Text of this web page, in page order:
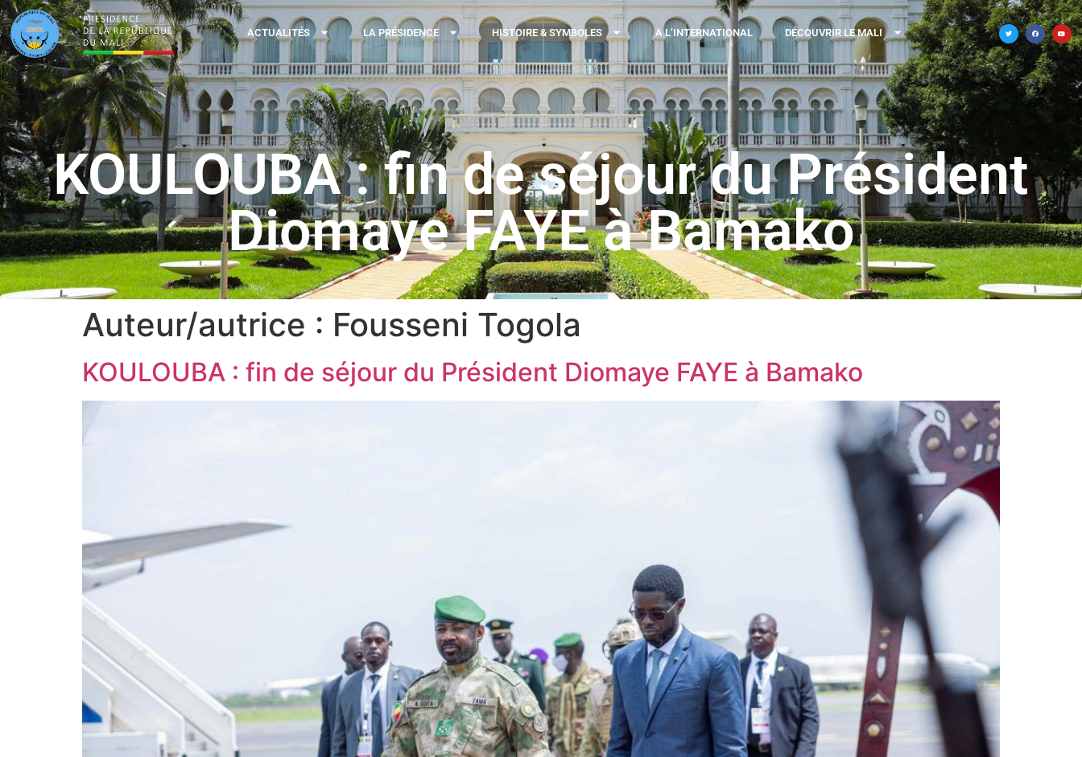
ACTUALITÉS LA PRÉSIDENCE HISTOIRE & SYMBOLES A L’INTERNATIONAL DÉCOUVRIR LE MALI
KOULOUBA : fin de séjour du Président
Diomaye FAYE à Bamako
Auteur/autrice : Fousseni Togola
KOULOUBA : fin de séjour du Président Diomaye FAYE à Bamako